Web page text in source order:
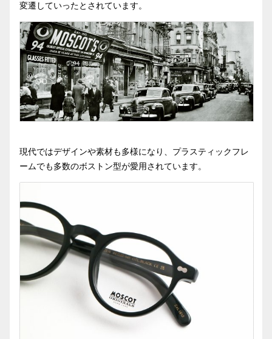
変遷していったとされています。
現代ではデザインや素材も多様になり、プラスティックフレ
ームでも多数のボストン型が愛用されています。